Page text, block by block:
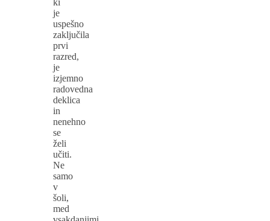
je
uspešno
zaključila
prvi
razred,
je
izjemno
radovedna
deklica
in
nenehno
se
želi
učiti.
Ne
samo
v
šoli,
med